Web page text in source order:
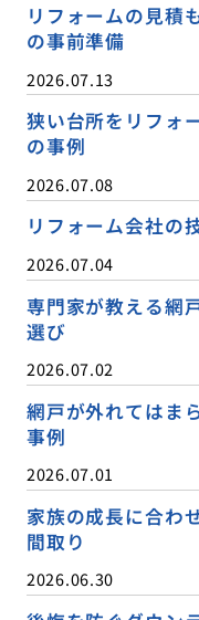
リフォームの見積
の事前準備
2026.07.13
狭い台所をリフォ
の事例
2026.07.08
リフォーム会社の
2026.07.04
専門家が教える網
選び
2026.07.02
網戸が外れてはま
事例
2026.07.01
家族の成長に合わ
間取り
2026.06.30